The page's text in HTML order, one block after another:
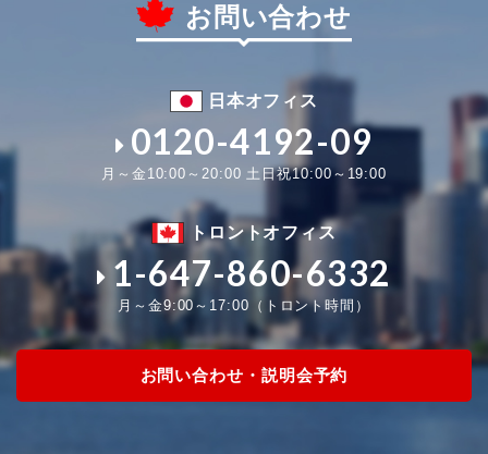
お問い合わせ
日本オフィス
0120-4192-09
月～金10:00～20:00 土日祝10:00～19:00
トロントオフィス
1-647-860-6332
月～金9:00～17:00（トロント時間）
お問い合わせ・説明会予約